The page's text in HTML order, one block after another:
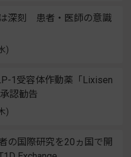
深刻 患者・医師の意識
)
1受容体作動薬「Lixisen
認勧告
)
の国際研究を20ヵ国で開